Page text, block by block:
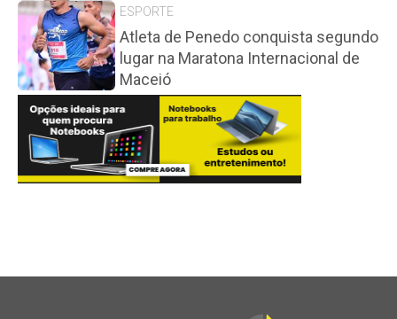
ESPORTE
Atleta de Penedo conquista segundo
lugar na Maratona Internacional de
Maceió